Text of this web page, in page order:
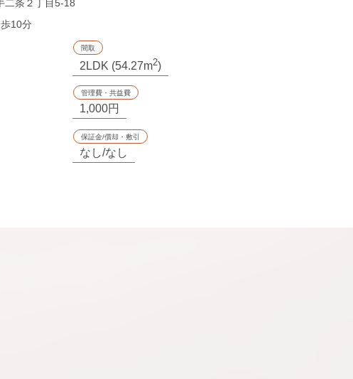
二条２丁目5-18
10分
間取
2LDK (54.27m2)
管理費・共益費
1,000円
保証金/償却・敷引
なし/なし